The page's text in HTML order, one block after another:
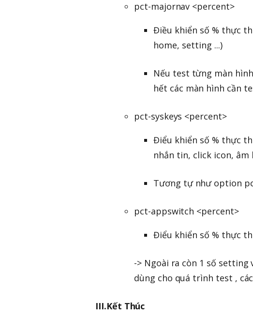
pct-majornav <percent>
Điều khiển số % thực
home, setting ...)
Nếu test từng màn
hết các màn hình cần
pct-syskeys <percent>
Điểu khiển số % thực
nhắn tin, click icon, âm
Tương tự như option
pct-appswitch <percent>
Điểu khiển số % thực
-> Ngoài ra còn 1 số
dùng cho quá trình test ,
III.Kết Thúc